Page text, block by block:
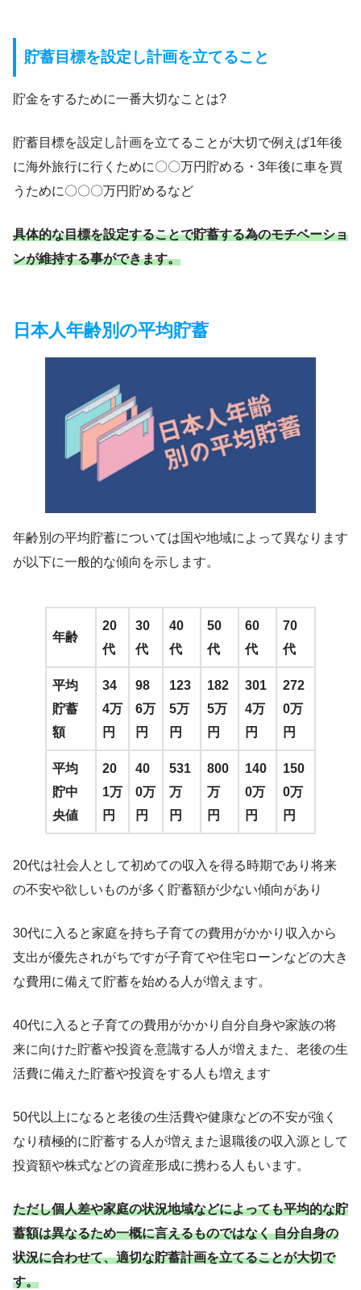
貯蓄目標を設定し計画を立てること
貯金をするために一番大切なことは?
貯蓄目標を設定し計画を立てることが大切で例えば1年後
に海外旅行に行くために〇〇万円貯める・3年後に車を買
うために〇〇〇万円貯めるなど
具体的な目標を設定することで貯蓄する為のモチベーショ
ンが維持する事ができます。
日本人年齢別の平均貯蓄
年齢別の平均貯蓄については国や地域によって異なります
が以下に一般的な傾向を示します。
年齢
20
代
30
代
40
代
50
代
60
代
70
代
平均
貯蓄
額
34
4万
円
98
6万
円
123
5万
円
182
5万
円
301
4万
円
272
0万
円
平均
貯中
央値
20
1万
円
40
0万
円
531
万
円
800
万
円
140
0万
円
150
0万
円
20代は社会人として初めての収入を得る時期であり将来
の不安や欲しいものが多く貯蓄額が少ない傾向があり
30代に入ると家庭を持ち子育ての費用がかかり収入から
支出が優先されがちですが子育てや住宅ローンなどの大き
な費用に備えて貯蓄を始める人が増えます。
40代に入ると子育ての費用がかかり自分自身や家族の将
来に向けた貯蓄や投資を意識する人が増えまた、老後の生
活費に備えた貯蓄や投資をする人も増えます
50代以上になると老後の生活費や健康などの不安が強く
なり積極的に貯蓄する人が増えまた退職後の収入源として
投資額や株式などの資産形成に携わる人もいます。
ただし個人差や家庭の状況地域などによっても平均的な貯
蓄額は異なるため一概に言えるものではなく 自分自身の
状況に合わせて、適切な貯蓄計画を立てることが大切で
す。